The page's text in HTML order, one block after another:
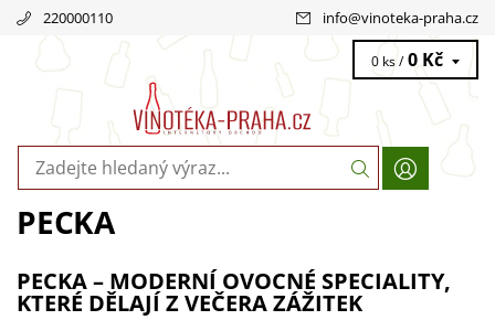
220000110 info@vinoteka-praha.cz
0 ks / 0 Kč
PECKA
PECKA – MODERNÍ OVOCNÉ SPECIALITY,
KTERÉ DĚLAJÍ Z VEČERA ZÁŽITEK